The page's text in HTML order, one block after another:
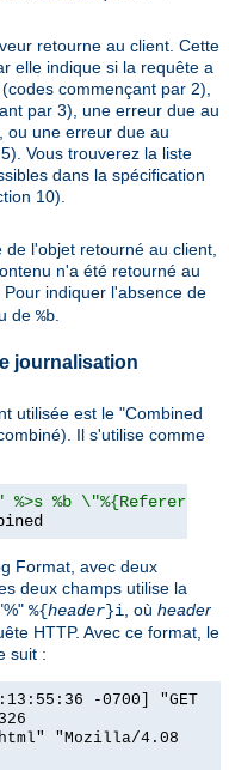
retourne au client. Cette
elle indique si la requête a
commençant par 2),
par 3), une erreur due au
ou une erreur due au
Vous trouverez la liste
dans la spécification
10).
l'objet retourné au client,
n'a été retourné au
Pour indiquer l'absence de
de %b
journalisation
utilisée est le "Combined
Il s'utilise comme
%>s %b
Format, avec deux
deux champs utilise la
%{header}i, où header
HTTP. Avec ce format, le
suit :
-0700] "GET
"Mozilla/4.08